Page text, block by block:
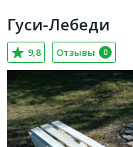
Гуси-Лебеди
9,8 Отзывы 0
Смоленский район